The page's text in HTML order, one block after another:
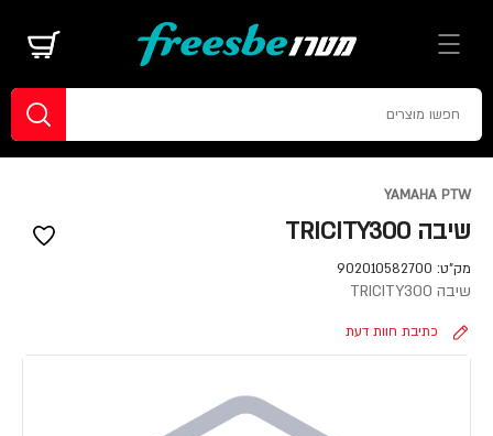
YAMAHA PTW
שיבה TRICITY300
מק"ט: 902010582700
שיבה TRICITY300
כתיבת חוות דעת